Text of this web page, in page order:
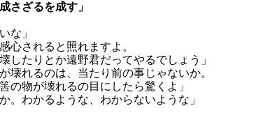
さざるを成す」
な」
心されると照れますよ。
とか遠野君だってやるでしょう」
壊れるのは、当たり前の事じゃないか。
壊れるの目にしたら驚くよ」
。わかるような、わからないような」